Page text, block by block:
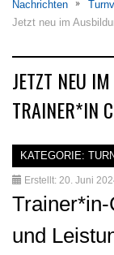
Nachrichten
Jetzt neu im
JETZT NEU
TRAINER*IN
KATEGORIE:
Erstellt: 20. Juni
und